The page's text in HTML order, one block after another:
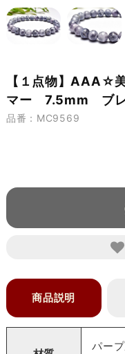
【１点物】AAA☆
マー 7.5mm ブレ
品番：MC9569
商品説明
パー